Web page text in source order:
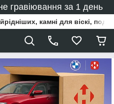
гравіювання за 1 день
камні для віскі,